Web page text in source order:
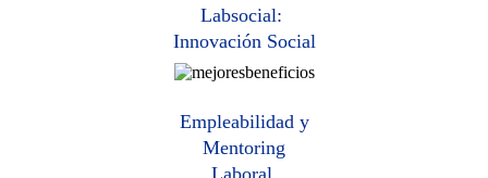
Labsocial:
Innovación Social​
Empleabilidad y
Mentoring
Laboral ​